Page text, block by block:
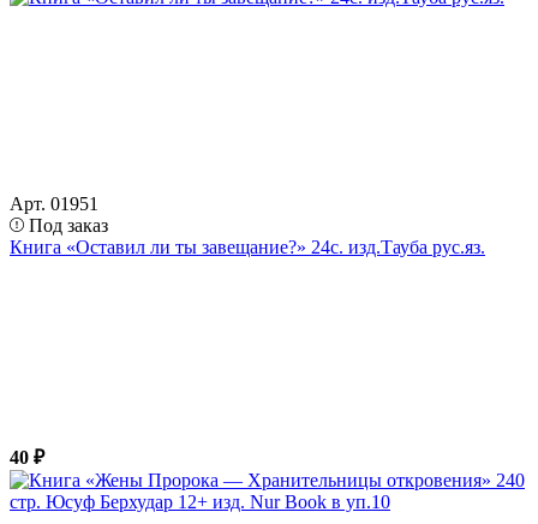
Арт. 01951
Под заказ
Книга «Оставил ли ты завещание?» 24с. изд.Тауба рус.яз.
40 ₽